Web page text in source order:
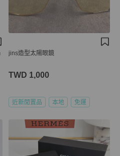
jins造型太陽眼鏡
TWD 1,000
近新閒置品 本地 免運